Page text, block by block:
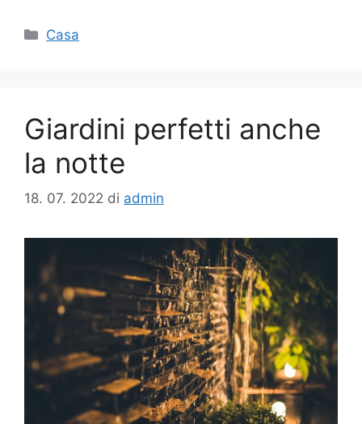
Categorie
Casa
Giardini perfetti anche
la notte
18. 07. 2022 di admin